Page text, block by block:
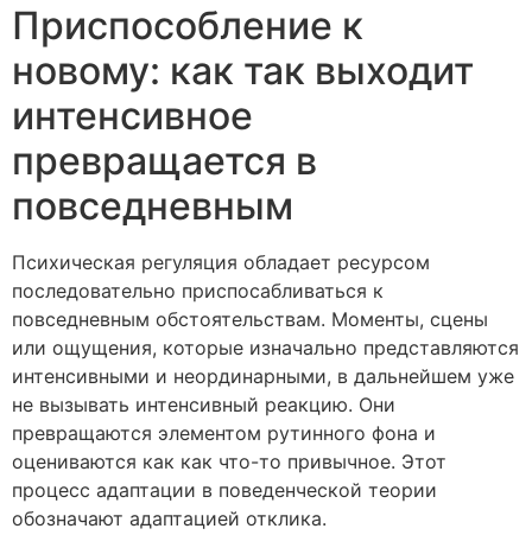
Приспособление к
новому: как так выходит
интенсивное
превращается в
повседневным
Психическая регуляция обладает ресурсом
последовательно приспосабливаться к
повседневным обстоятельствам. Моменты, сцены
или ощущения, которые изначально представляются
интенсивными и неординарными, в дальнейшем уже
не вызывать интенсивный реакцию. Они
превращаются элементом рутинного фона и
оцениваются как как что-то привычное. Этот
процесс адаптации в поведенческой теории
обозначают адаптацией отклика.